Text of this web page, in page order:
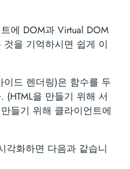
에 DOM과 Virtual DOM
을 기억하시면 쉽게 이
이드 렌더링)은 함수를 두
(HTML을 만들기 위해 서
들기 위해 클라이언트에
각화하면 다음과 같습니